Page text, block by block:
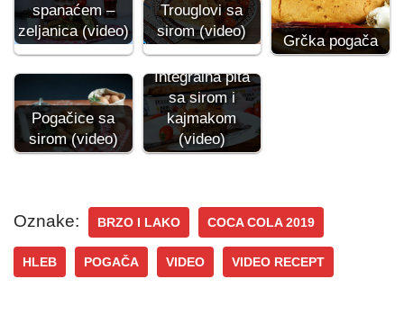
spanaćem –
zeljanica (video)
Trouglovi sa
sirom (video)
Grčka pogača
Pogačice sa
sirom (video)
Integralna pita
sa sirom i
kajmakom
(video)
Oznake: BRZO I LAKO COCA COLA 2019
HLEB POGAČA VIDEO VIDEO RECEPT